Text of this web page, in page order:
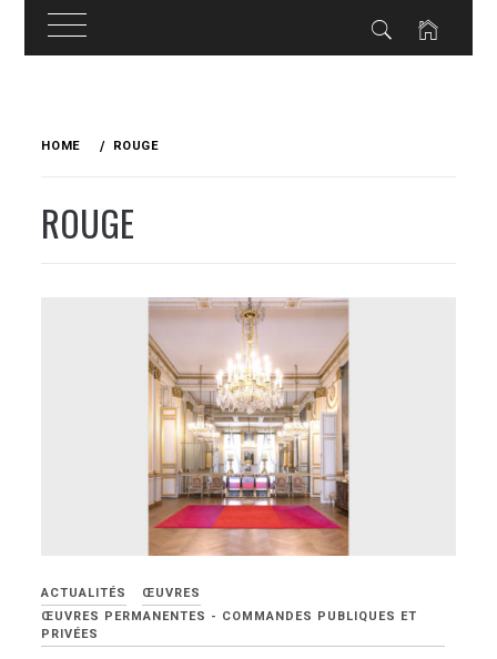
HOME ROUGE
ROUGE
ACTUALITÉS
ŒUVRES
ŒUVRES PERMANENTES - COMMANDES PUBLIQUES ET
PRIVÉES